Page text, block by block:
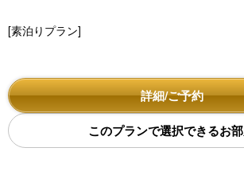
[素泊りプラン]
詳細/ご予約
このプランで選択できるお